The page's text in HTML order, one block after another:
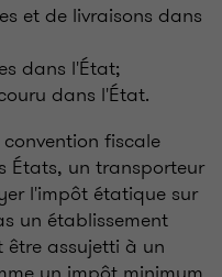
et de livraisons dans
dans l'État;
dans l'État.
fiscale
États, un transporteur
l'impôt étatique sur
un établissement
assujetti à un